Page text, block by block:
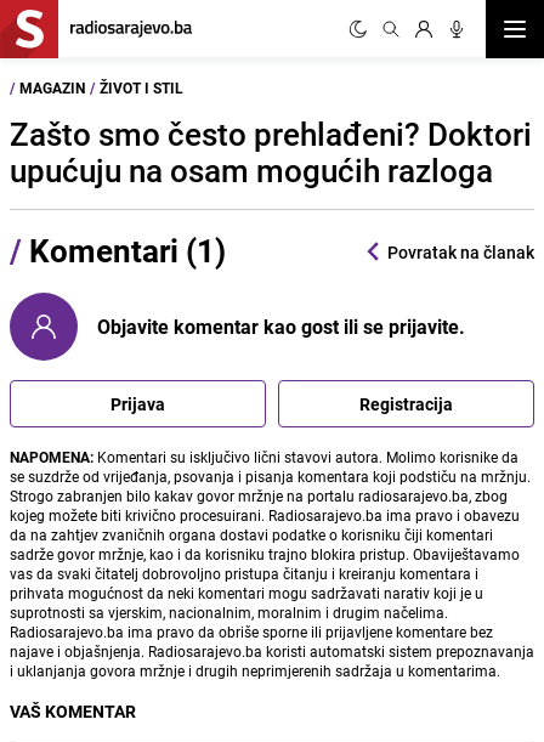
/ MAGAZIN / ŽIVOT I STIL
Zašto smo često prehlađeni? Doktori
upućuju na osam mogućih razloga
/ Komentari (1) Povratak na članak
Objavite komentar kao gost ili se prijavite.
Prijava Registracija
NAPOMENA: Komentari su isključivo lični stavovi autora. Molimo korisnike da
se suzdrže od vrijeđanja, psovanja i pisanja komentara koji podstiču na mržnju.
Strogo zabranjen bilo kakav govor mržnje na portalu radiosarajevo.ba, zbog
kojeg možete biti krivično procesuirani. Radiosarajevo.ba ima pravo i obavezu
da na zahtjev zvaničnih organa dostavi podatke o korisniku čiji komentari
sadrže govor mržnje, kao i da korisniku trajno blokira pristup. Obaviještavamo
vas da svaki čitatelj dobrovoljno pristupa čitanju i kreiranju komentara i
prihvata mogućnost da neki komentari mogu sadržavati narativ koji je u
suprotnosti sa vjerskim, nacionalnim, moralnim i drugim načelima.
Radiosarajevo.ba ima pravo da obriše sporne ili prijavljene komentare bez
najave i objašnjenja. Radiosarajevo.ba koristi automatski sistem prepoznavanja
i uklanjanja govora mržnje i drugih neprimjerenih sadržaja u komentarima.
VAŠ KOMENTAR